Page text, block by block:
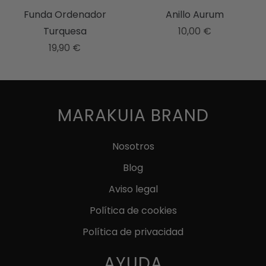
la
página
de
Funda Ordenador
Turquesa
19,90 €
Anillo Aurum
10,00 €
MARAKUIA BRAND
Nosotros
Blog
Aviso legal
Política de cookies
Política de privacidad